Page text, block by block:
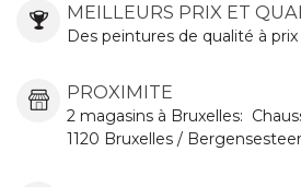
MEILLEURS PRIX ET
Des peintures de qualité à
PROXIMITE
2 magasins à Bruxelles:
1120 Bruxelles /